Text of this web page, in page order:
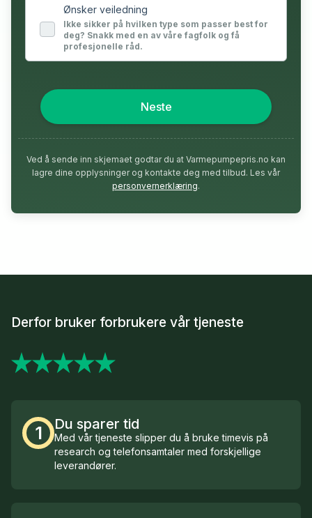
Ønsker veiledning
Ikke sikker på hvilken type som passer best for
deg? Snakk med en av våre fagfolk og få
profesjonelle råd.
Neste
Ved å sende inn skjemaet godtar du at Varmepumpepris.no kan
lagre dine opplysninger og kontakte deg med tilbud. Les vår
personvernerklæring.
Derfor bruker forbrukere vår tjeneste
1 Du sparer tid
Med vår tjeneste slipper du å bruke timevis på
research og telefonsamtaler med forskjellige
leverandører.